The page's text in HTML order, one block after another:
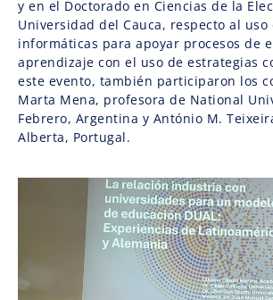
y en el Doctorado en Ciencias de la
Universidad del Cauca, respecto al uso
informáticas para apoyar procesos de
aprendizaje con el uso de estrategias
este evento, también participaron los
Marta Mena, profesora de National
Febrero, Argentina y António M.
Alberta, Portugal.